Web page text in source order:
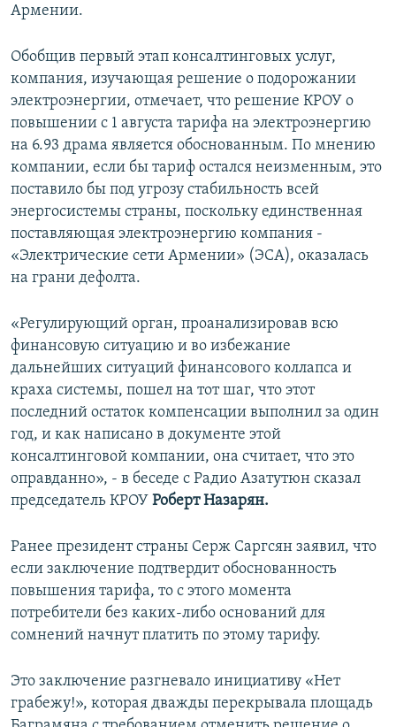
Армении.
Обобщив первый этап консалтинговых услуг,
компания, изучающая решение о подорожании
электроэнергии, отмечает, что решение КРОУ о
повышении с 1 августа тарифа на электроэнергию
на 6.93 драма является обоснованным. По мнению
компании, если бы тариф остался неизменным, это
поставило бы под угрозу стабильность всей
энергосистемы страны, поскольку единственная
поставляющая электроэнергию компания -
«Электрические сети Армении» (ЭСА), оказалась
на грани дефолта.
«Регулирующий орган, проанализировав всю
финансовую ситуацию и во избежание
дальнейших ситуаций финансового коллапса и
краха системы, пошел на тот шаг, что этот
последний остаток компенсации выполнил за один
год, и как написано в документе этой
консалтинговой компании, она считает, что это
оправданно», - в беседе с Радио Азатутюн сказал
председатель КРОУ Роберт Назарян.
Ранее президент страны Серж Саргсян заявил, что
если заключение подтвердит обоснованность
повышения тарифа, то с этого момента
потребители без каких-либо оснований для
сомнений начнут платить по этому тарифу.
Это заключение разгневало инициативу «Нет
грабежу!», которая дважды перекрывала площадь